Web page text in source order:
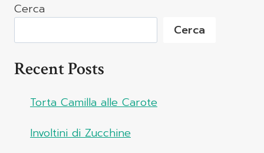
Cerca
Cerca
Recent Posts
Torta Camilla alle Carote
Involtini di Zucchine